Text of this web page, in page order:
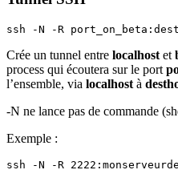
Crée un tunnel entre localhost et
process qui écoutera sur le port
l’ensemble, via localhost à
-N ne lance pas de commande
Exemple :